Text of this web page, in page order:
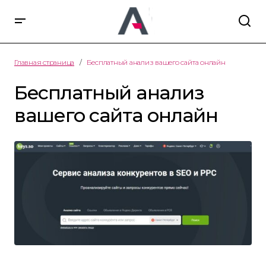
Главная страница Бесплатный анализ вашего сайта онлайн
Бесплатный анализ
вашего сайта онлайн